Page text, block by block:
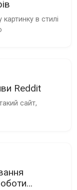
в стилі
Reddit
сайт,